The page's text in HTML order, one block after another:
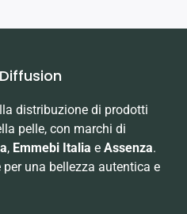
distribuzione di prodotti
pelle, con marchi di
, Emmebi Italia e Assenza.
una bellezza autentica e